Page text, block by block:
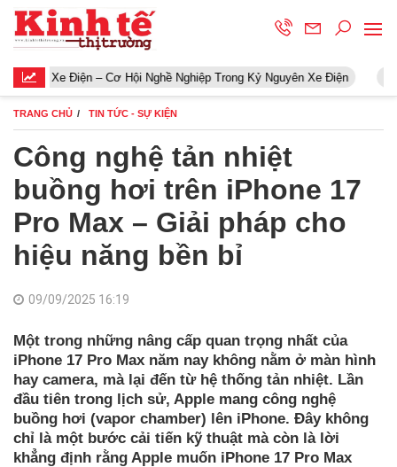
Điện – Cơ Hội Nghề Nghiệp Trong Kỷ Nguyên Xe Điện Khởi động
TRANG CHỦ TIN TỨC - SỰ KIỆN
Công nghệ tản nhiệt
buồng hơi trên iPhone 17
Pro Max – Giải pháp cho
hiệu năng bền bỉ
09/09/2025 16:19
Một trong những nâng cấp quan trọng nhất của
iPhone 17 Pro Max năm nay không nằm ở màn hình
hay camera, mà lại đến từ hệ thống tản nhiệt. Lần
đầu tiên trong lịch sử, Apple mang công nghệ
buồng hơi (vapor chamber) lên iPhone. Đây không
chỉ là một bước cải tiến kỹ thuật mà còn là lời
khẳng định rằng Apple muốn iPhone 17 Pro Max